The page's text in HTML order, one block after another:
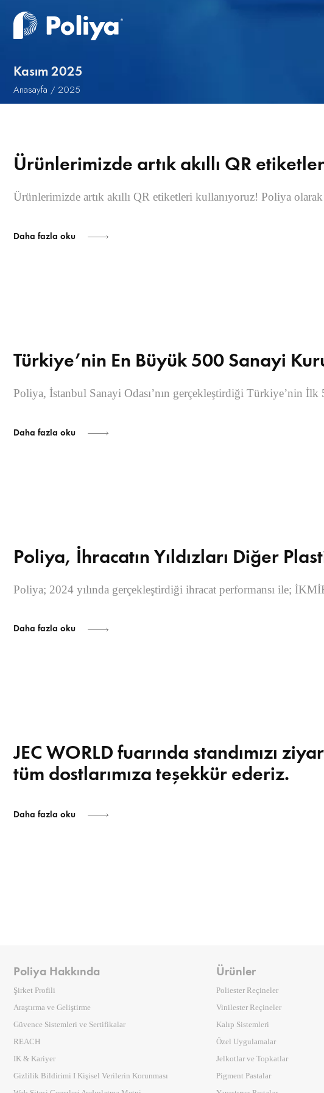
Kasım 2025
Anasayfa 2025
Ürünlerimizde artık akıllı QR
Ürünlerimizde artık akıllı QR etiketleri kullanıyoruz! Poliya
Daha fazla oku
Türkiye’nin En Büyük 500 Sanayi
Poliya, İstanbul Sanayi Odası’nın gerçekleştirdiği Türkiye’nin
Daha fazla oku
Poliya, İhracatın Yıldızları Diğer
Poliya; 2024 yılında gerçekleştirdiği ihracat performansı ile;
Daha fazla oku
JEC WORLD fuarında standımızı
tüm dostlarımıza teşekkür ederiz.
Daha fazla oku
Poliya Hakkında
Şirket Profili
Araştırma ve Geliştirme
Güvence Sistemleri ve Sertifikalar
REACH
IK & Kariyer
Gizlilik Bildirimi I Kişisel Verilerin Korunması
Ürünler
Poliester Reçineler
Vinilester Reçineler
Kalıp Sistemleri
Özel Uygulamalar
Jelkotlar ve Topkatlar
Pigment Pastalar